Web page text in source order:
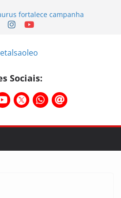
fortalece campanha
força da categoria que exige
da CNM/CUT debate indústria e
Ginásio Bigornão
– Campanha salarial
Sociais: